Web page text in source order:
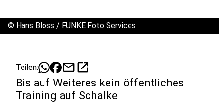
© Hans Bloss / FUNKE Foto Services
Teilen: mailopen_in_new
Bis auf Weiteres kein öffentliches
Training auf Schalke